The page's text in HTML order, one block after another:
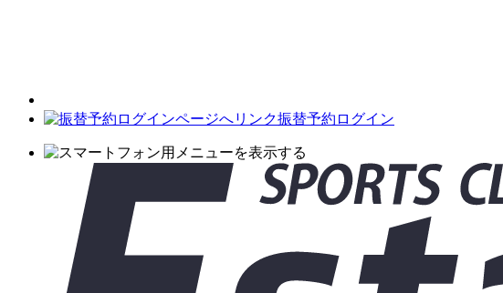
振替予約ログイン